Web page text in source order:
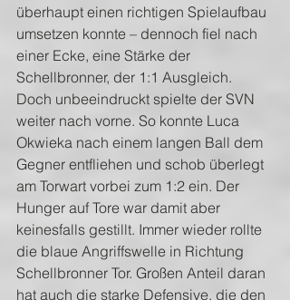
überhaupt einen richtigen Spielaufbau
umsetzen konnte – dennoch fiel nach
einer Ecke, eine Stärke der
Schellbronner, der 1:1 Ausgleich.
Doch unbeeindruckt spielte der SVN
weiter nach vorne. So konnte Luca
Okwieka nach einem langen Ball dem
Gegner entfliehen und schob überlegt
am Torwart vorbei zum 1:2 ein. Der
Hunger auf Tore war damit aber
keinesfalls gestillt. Immer wieder rollte
die blaue Angriffswelle in Richtung
Schellbronner Tor. Großen Anteil daran
hat auch die starke Defensive, die den